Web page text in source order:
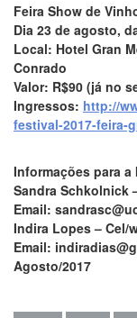
Feira Show de
Dia 23 de agosto,
Local: Hotel Gran
Conrado
Valor: R$90 (já no
Ingressos: http://
festival-2017-feira-
Informações para a
Sandra Schkolnick
Email:
Indira Lopes – Cel/
Email:
Agosto/2017